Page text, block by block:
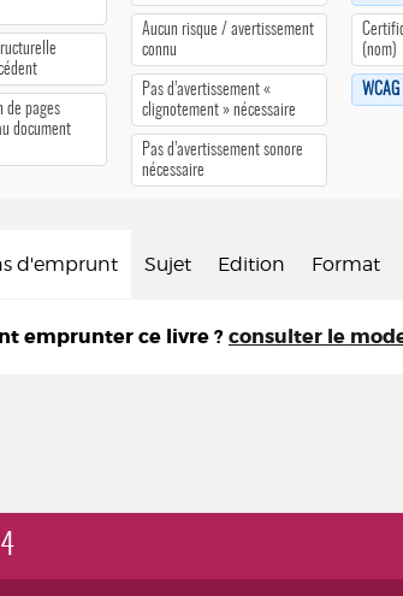
de pages
document
Aucun risque / avertissement
connu
Pas d’avertissement «
clignotement » nécessaire
Pas d’avertissement sonore
nécessaire
(nom)
d'emprunt Sujet Edition Format
emprunter ce livre ? consulter le